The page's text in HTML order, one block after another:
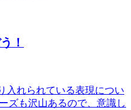
！
入れられている表現につい
ズも沢山あるので、意識し